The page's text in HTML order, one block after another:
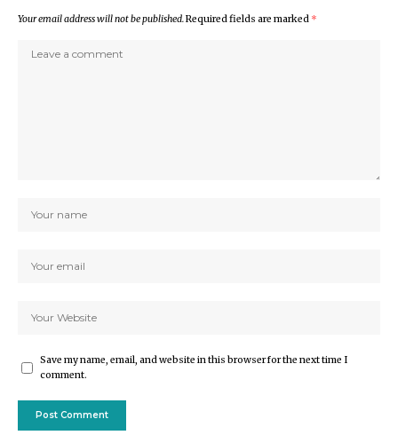
Your email address will not be published.Required fields are marked *
Save my name, email, and website in this browser for the next time I
comment.